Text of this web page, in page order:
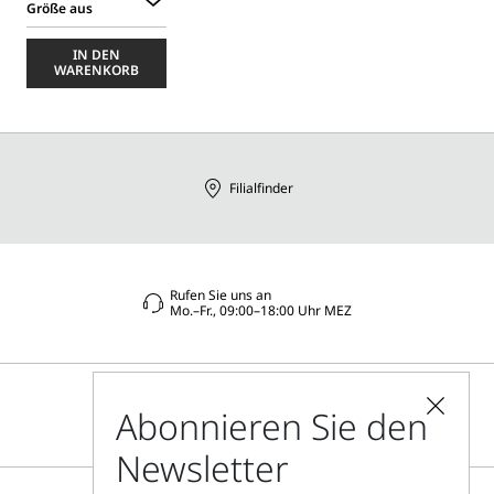
Größe aus
IN DEN
WARENKORB
Filialfinder
Rufen Sie uns an
Mo.–Fr., 09:00–18:00 Uhr MEZ
Abonnieren Sie den
Newsletter